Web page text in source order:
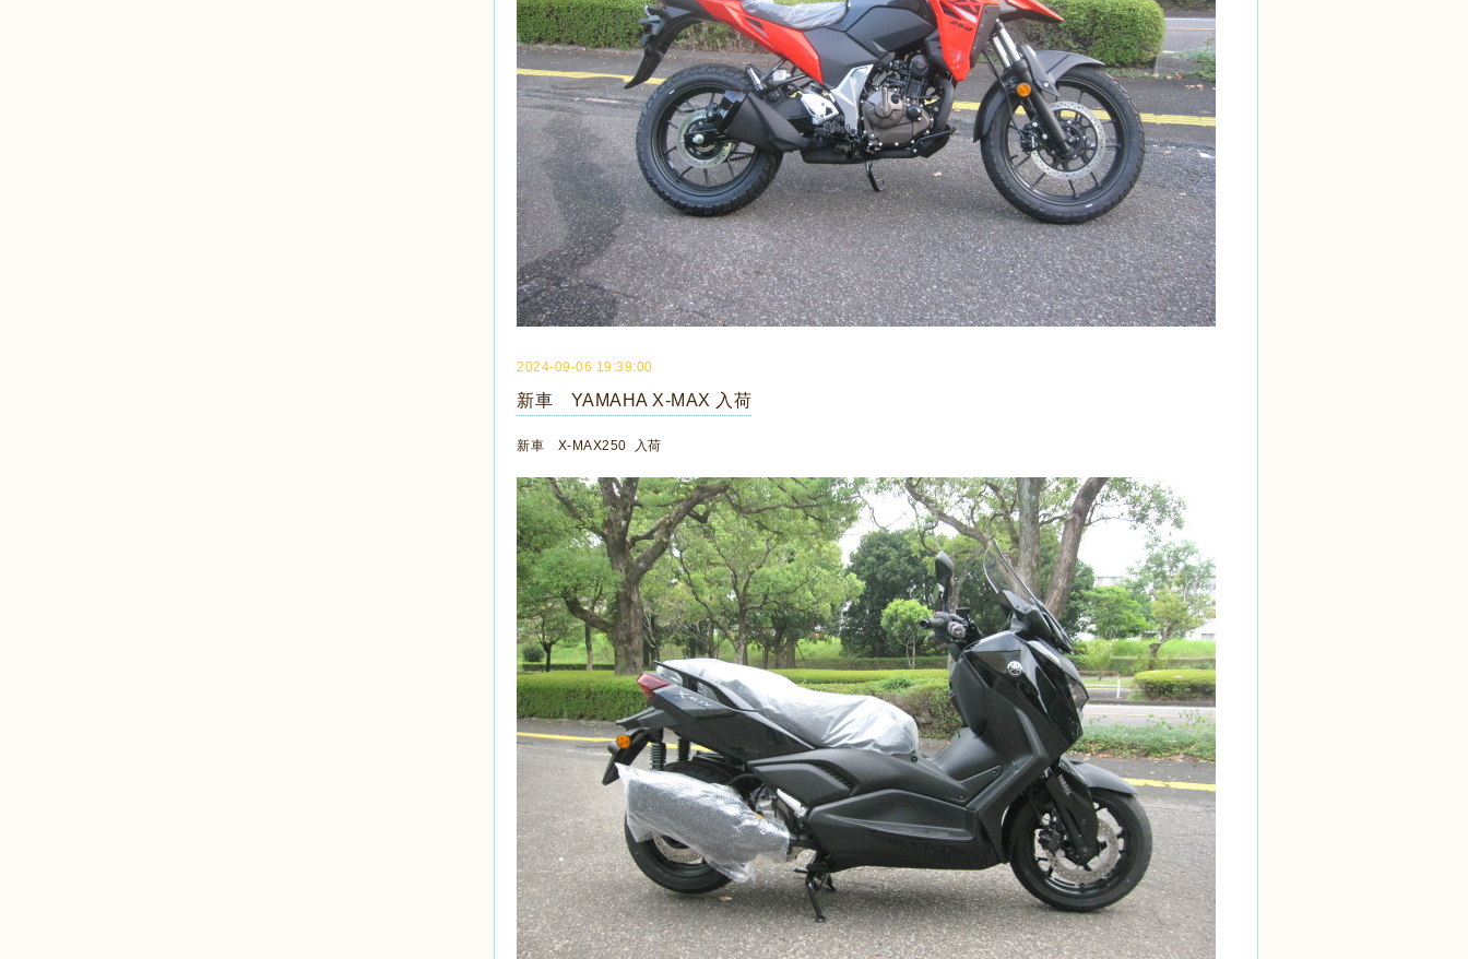
2024-09-06 19:39:00
新車 YAMAHA X-MAX 入荷
新車 X-MAX250 入荷